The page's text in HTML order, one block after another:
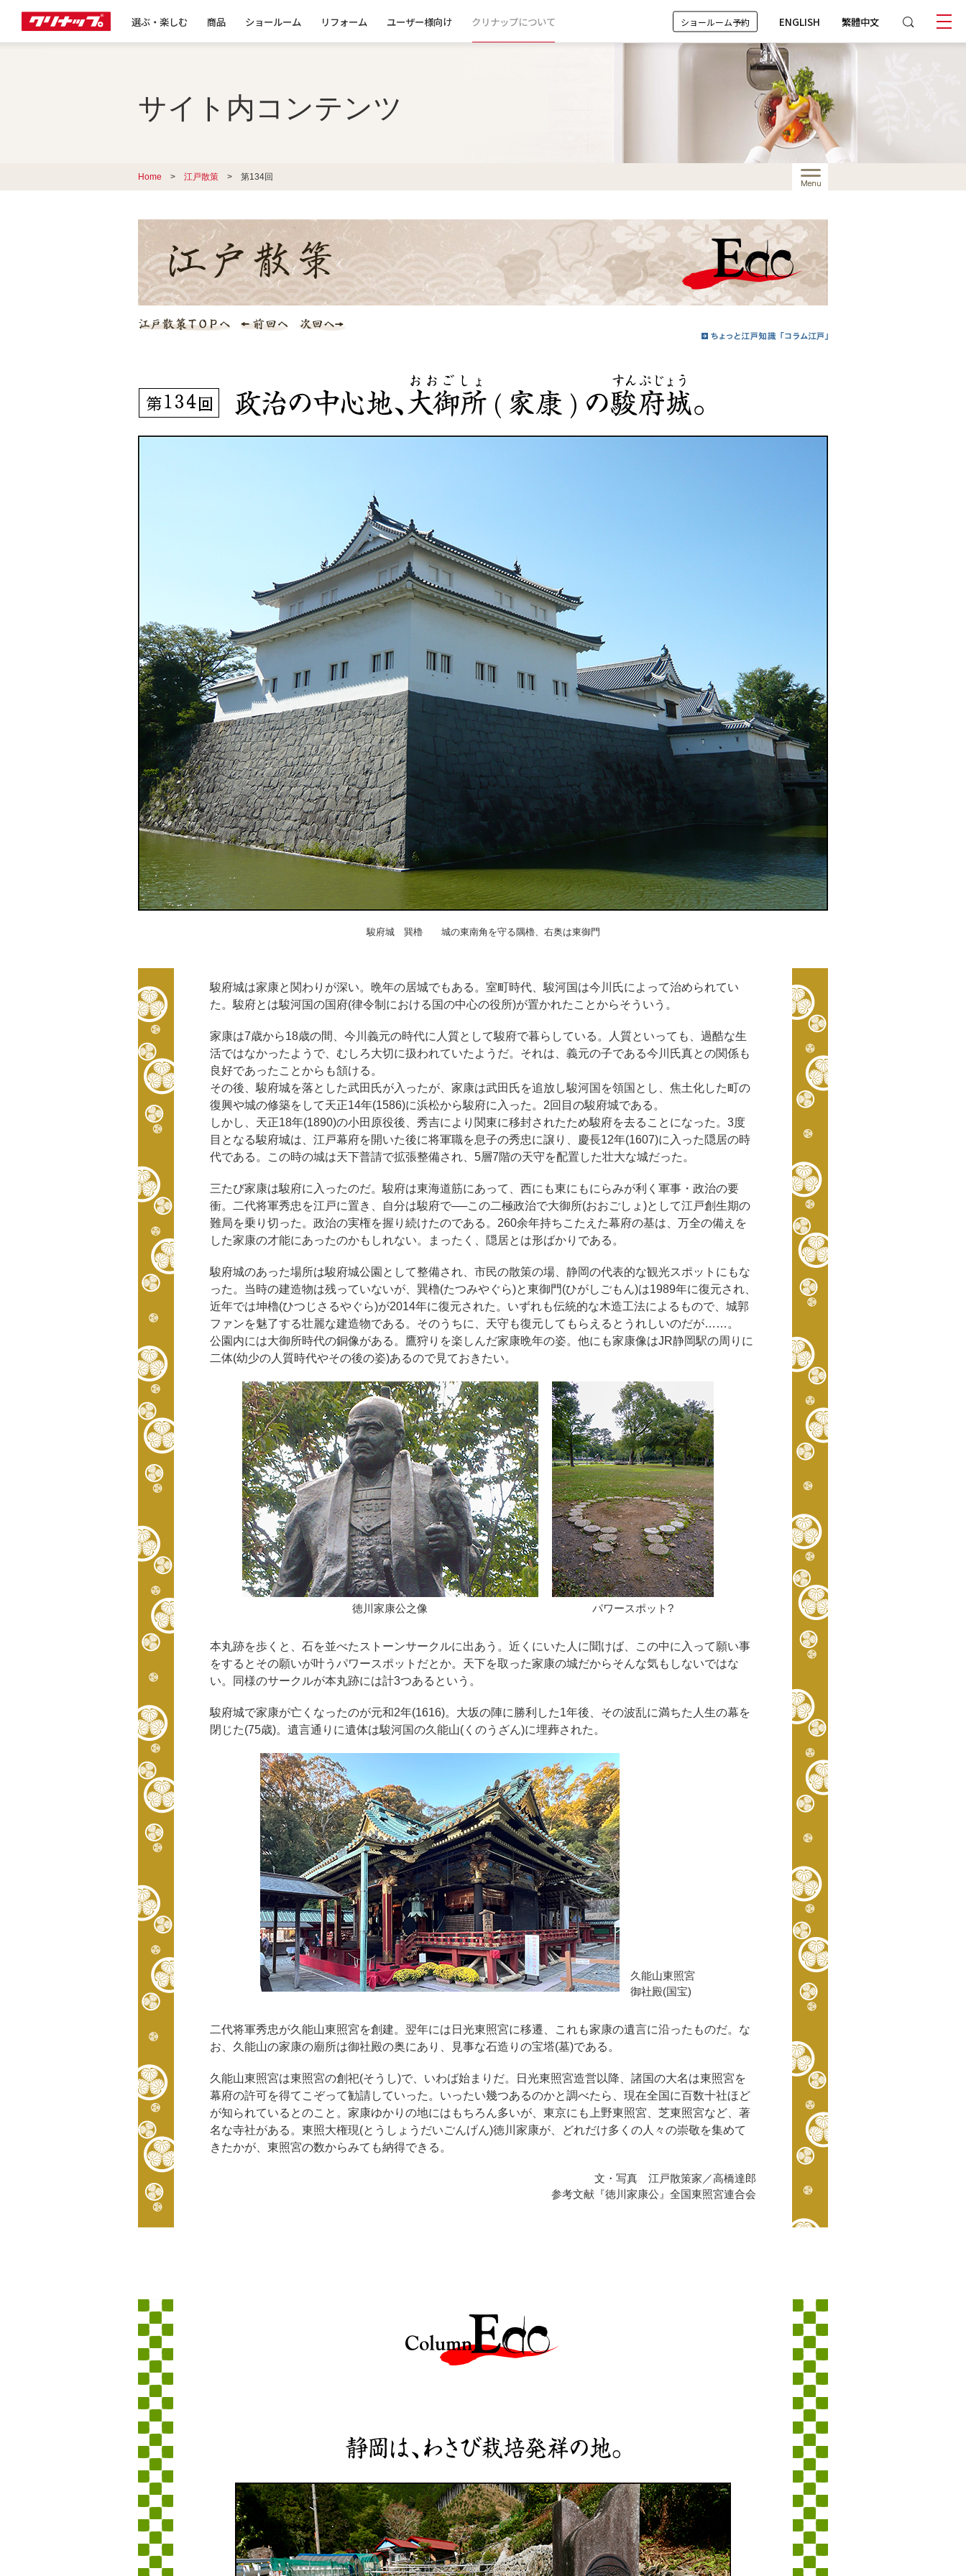
選ぶ・楽しむ 商品 ショールーム リフォーム ユーザー様向け クリナップについて ショールーム予約 ENGLISH 繁體中文
サイト内コンテンツ
Home > 江戸散策 > 第134回
駿府城 巽櫓 城の東南角を守る隅櫓、右奥は東御門
駿府城は家康と関わりが深い。晩年の居城でもある。室町時代、駿河国は今川氏によって治められてい
た。駿府とは駿河国の国府(律令制における国の中心の役所)が置かれたことからそういう。
家康は7歳から18歳の間、今川義元の時代に人質として駿府で暮らしている。人質といっても、過酷な生
活ではなかったようで、むしろ大切に扱われていたようだ。それは、義元の子である今川氏真との関係も
良好であったことからも頷ける。
その後、駿府城を落とした武田氏が入ったが、家康は武田氏を追放し駿河国を領国とし、焦土化した町の
復興や城の修築をして天正14年(1586)に浜松から駿府に入った。2回目の駿府城である。
しかし、天正18年(1890)の小田原役後、秀吉により関東に移封されたため駿府を去ることになった。3度
目となる駿府城は、江戸幕府を開いた後に将軍職を息子の秀忠に譲り、慶長12年(1607)に入った隠居の時
代である。この時の城は天下普請で拡張整備され、5層7階の天守を配置した壮大な城だった。
三たび家康は駿府に入ったのだ。駿府は東海道筋にあって、西にも東にもにらみが利く軍事・政治の要
衝。二代将軍秀忠を江戸に置き、自分は駿府で──この二極政治で大御所(おおごしょ)として江戸創生期の
難局を乗り切った。政治の実権を握り続けたのである。260余年持ちこたえた幕府の基は、万全の備えを
した家康の才能にあったのかもしれない。まったく、隠居とは形ばかりである。
駿府城のあった場所は駿府城公園として整備され、市民の散策の場、静岡の代表的な観光スポットにもな
った。当時の建造物は残っていないが、巽櫓(たつみやぐら)と東御門(ひがしごもん)は1989年に復元され、
近年では坤櫓(ひつじさるやぐら)が2014年に復元された。いずれも伝統的な木造工法によるもので、城郭
ファンを魅了する壮麗な建造物である。そのうちに、天守も復元してもらえるとうれしいのだが……。
公園内には大御所時代の銅像がある。鷹狩りを楽しんだ家康晩年の姿。他にも家康像はJR静岡駅の周りに
二体(幼少の人質時代やその後の姿)あるので見ておきたい。
徳川家康公之像 パワースポット?
本丸跡を歩くと、石を並べたストーンサークルに出あう。近くにいた人に聞けば、この中に入って願い事
をするとその願いが叶うパワースポットだとか。天下を取った家康の城だからそんな気もしないではな
い。同様のサークルが本丸跡には計3つあるという。
駿府城で家康が亡くなったのが元和2年(1616)。大坂の陣に勝利した1年後、その波乱に満ちた人生の幕を
閉じた(75歳)。遺言通りに遺体は駿河国の久能山(くのうざん)に埋葬された。
久能山東照宮
御社殿(国宝)
二代将軍秀忠が久能山東照宮を創建。翌年には日光東照宮に移遷、これも家康の遺言に沿ったものだ。な
お、久能山の家康の廟所は御社殿の奥にあり、見事な石造りの宝塔(墓)である。
久能山東照宮は東照宮の創祀(そうし)で、いわば始まりだ。日光東照宮造営以降、諸国の大名は東照宮を
幕府の許可を得てこぞって勧請していった。いったい幾つあるのかと調べたら、現在全国に百数十社ほど
が知られているとのこと。家康ゆかりの地にはもちろん多いが、東京にも上野東照宮、芝東照宮など、著
名な寺社がある。東照大権現(とうしょうだいごんげん)徳川家康が、どれだけ多くの人々の崇敬を集めて
きたかが、東照宮の数からみても納得できる。
文・写真 江戸散策家／高橋達郎
参考文献『徳川家康公』全国東照宮連合会